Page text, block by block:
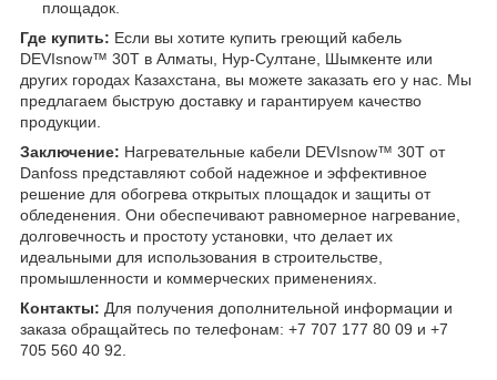
площадок.
Где купить: Если вы хотите купить греющий кабель
DEVIsnow™ 30T в Алматы, Нур-Султане, Шымкенте или
других городах Казахстана, вы можете заказать его у нас. Мы
предлагаем быструю доставку и гарантируем качество
продукции.
Заключение: Нагревательные кабели DEVIsnow™ 30T от
Danfoss представляют собой надежное и эффективное
решение для обогрева открытых площадок и защиты от
обледенения. Они обеспечивают равномерное нагревание,
долговечность и простоту установки, что делает их
идеальными для использования в строительстве,
промышленности и коммерческих применениях.
Контакты: Для получения дополнительной информации и
заказа обращайтесь по телефонам: +7 707 177 80 09 и +7
705 560 40 92.